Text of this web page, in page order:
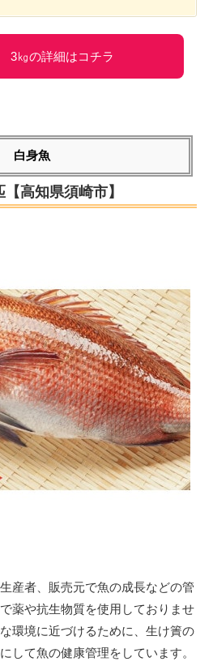
3㎏の詳細はコチラ
白身魚
高知県須崎市】
産者、販売元で魚の成長などの管
薬や抗生物質を使用しておりませ
環境に近づけるために、生け簀の
して魚の健康管理をしています。